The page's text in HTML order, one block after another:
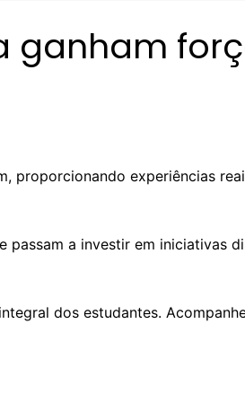
ganham
proporcionando experiências
passam a investir em iniciativas
dos estudantes.